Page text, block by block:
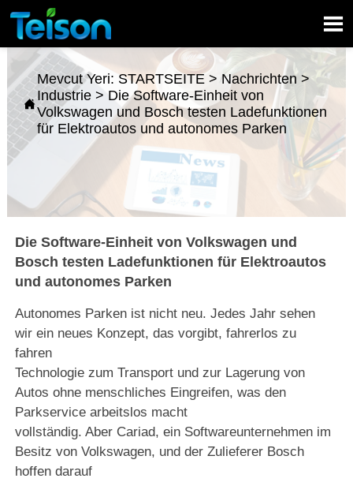


Mevcut Yeri: STARTSEITE>Nachrichten >
Industrie> Die Software-Einheit von
Volkswagen und Bosch testen Ladefunktionen
für Elektroautos und autonomes Parken
Die Software-Einheit von Volkswagen und
Bosch testen Ladefunktionen für Elektroautos
und autonomes Parken
Autonomes Parken ist nicht neu. Jedes Jahr sehen
wir ein neues Konzept, das vorgibt, fahrerlos zu
fahren
Technologie zum Transport und zur Lagerung von
Autos ohne menschliches Eingreifen, was den
Parkservice arbeitslos macht
vollständig. Aber Cariad, ein Softwareunternehmen im
Besitz von Volkswagen, und der Zulieferer Bosch
hoffen darauf